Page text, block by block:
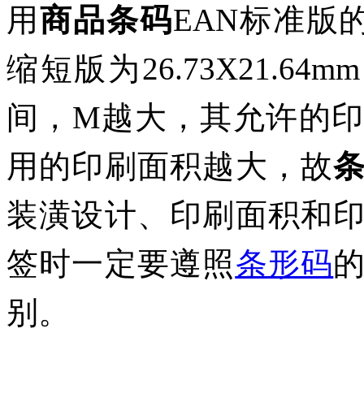
用 商品条码EAN标准版
缩短版为
间，M越大，其允许的
用的印刷面积越大，故
装潢设计、印刷面积和
签时一定要遵照条形码
别。